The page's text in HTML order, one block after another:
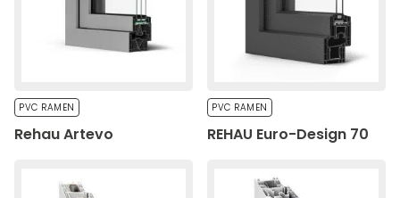
Statistieken
Statistische cookies helpen website-eigenaren te
gedragen door anonieme informatie te verzamelen en
te rapporteren.
PVC RAMEN
Rehau Artevo
PVC RAMEN
REHAU Euro-Design 70